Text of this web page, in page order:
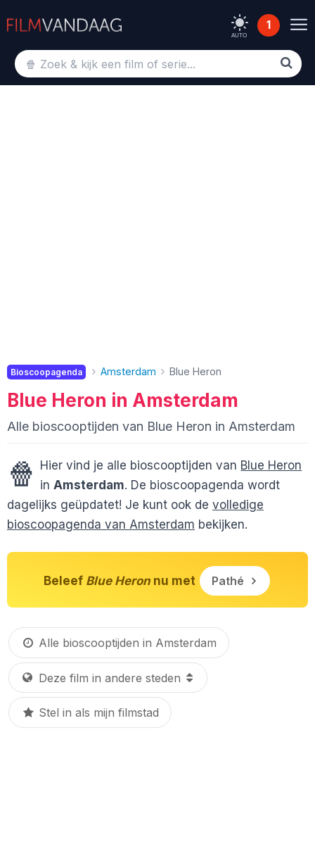
AUTO
1
Bioscoopagenda Amsterdam Blue Heron
Blue Heron in Amsterdam
Alle bioscooptijden van Blue Heron in Amsterdam
🍿 Hier vind je alle bioscooptijden van Blue Heron
inAmsterdam. De bioscoopagenda wordt
dagelijks geüpdatet! Je kunt ook de volledige
bioscoopagenda van Amsterdam bekijken.
Beleef Blue Heron nu met Pathé
Alle bioscooptijden in Amsterdam
Stel in als mijn filmstad